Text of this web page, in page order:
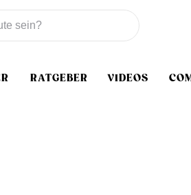
RATGEBER VIDEOS